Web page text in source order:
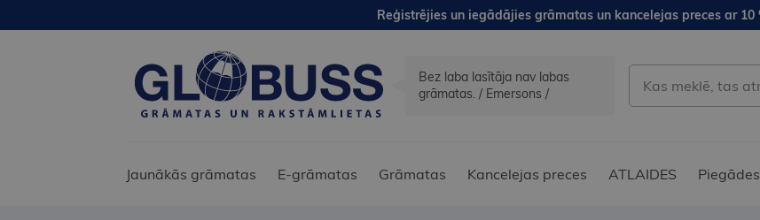
Reģistrējies un iegādājies grāmatas un kancelejas preces ar
Bez laba lasītāja nav labas
grāmatas. / Emersons /
Jaunākās grāmatas E-grāmatas Grāmatas Kancelejas preces ATLAIDES